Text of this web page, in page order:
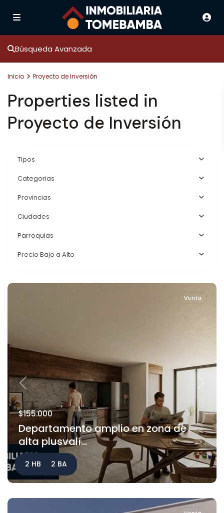
Búsqueda Avanzada
Inicio Proyecto de Inversión
Properties listed in
Proyecto de Inversión
Tipos
Categorias
Provincias
Ciudades
Parroquias
Precio Bajo a Alto
Venta
Previous
$155.000
Departamento amplio en zona de
alta plusvalí...
2 HB 2 BA